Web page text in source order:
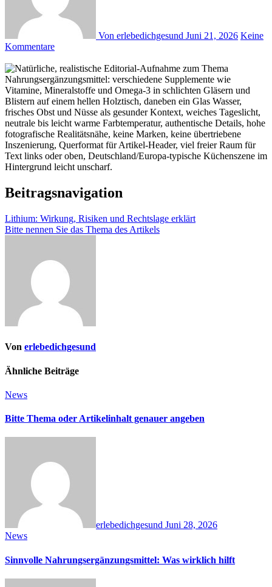
Von erlebedichgesund Juni 21, 2026 Keine
Kommentare
Beitragsnavigation
Lithium: Wirkung, Risiken und Rechtslage erklärt
Bitte nennen Sie das Thema des Artikels
Von erlebedichgesund
Ähnliche Beiträge
News
Bitte Thema oder Artikelinhalt genauer angeben
erlebedichgesund Juni 28, 2026
News
Sinnvolle Nahrungsergänzungsmittel: Was wirklich hilft